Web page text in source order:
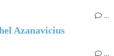
…
Azanavicius
…